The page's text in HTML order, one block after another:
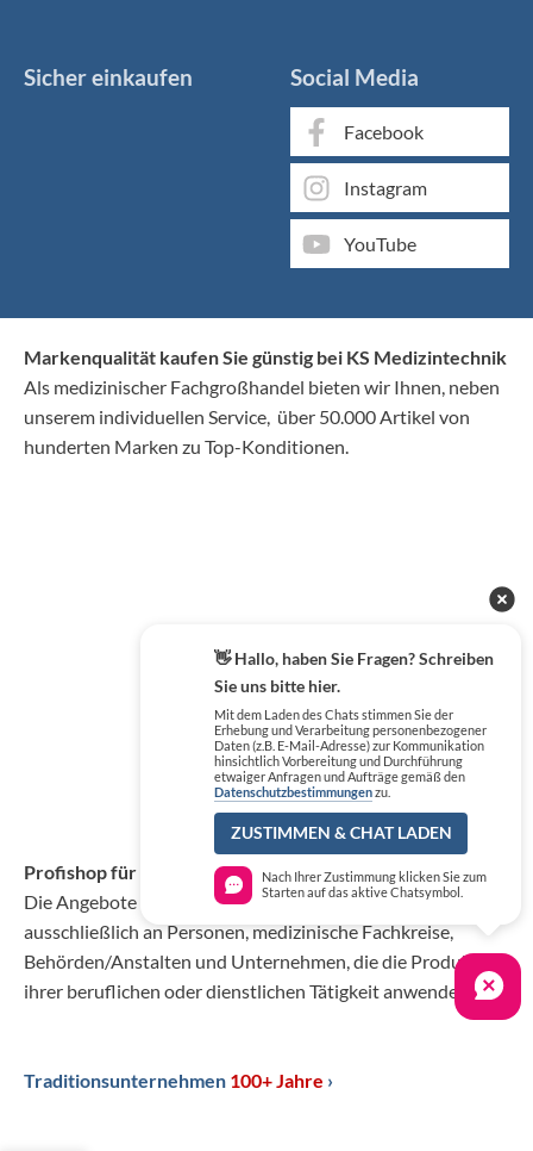
Sicher einkaufen Social Media
Facebook
Instagram
YouTube
Markenqualität kaufen Sie günstig bei KS Medizintechnik
Als medizinischer Fachgroßhandel bieten wir Ihnen, neben
unserem individuellen Service, über 50.000 Artikel von
hunderten Marken zu Top-Konditionen.
Profishop für Mediziner
Die Angebote in unserem B2B-Onlineshop richten sich
ausschließlich an Personen, medizinische Fachkreise,
Behörden/Anstalten und Unternehmen, die die Produkte in
ihrer beruflichen oder dienstlichen Tätigkeit anwenden.
Traditionsunternehmen 100+ Jahre ›
👋 Hallo, haben Sie Fragen? Schreiben
Sie uns bitte hier.
Mit dem Laden des Chats stimmen Sie der
Erhebung und Verarbeitung personenbezogener
Daten (z.B. E-Mail-Adresse) zur Kommunikation
hinsichtlich Vorbereitung und Durchführung
etwaiger Anfragen und Aufträge gemäß den
Datenschutzbestimmungenzu.
ZUSTIMMEN & CHAT LADEN
Nach Ihrer Zustimmung klicken Sie zum
Starten auf das aktive Chatsymbol.